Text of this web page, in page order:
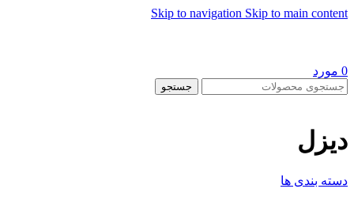
Skip to navigation Skip to main content
0 مورد
جستجو
دیزل
دسته بندی ها